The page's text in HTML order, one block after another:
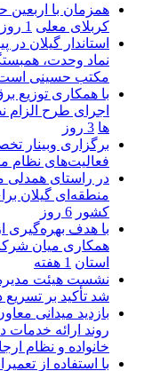
همزمان با اربعین
کربلای معلی 1 روز
استاندار گیلان
نماد وحدت،
مکتب حسینی
با همکاری توزیع
اجرای طرح الزام
ها 3 روز
برگزاری وبینار
فعالیت‌های نظام
در راستای همدلی
منطقه‌ای گیلان
كشور 6 روز
با هدف بهره‌گیری
همكاری میان شركت
استان 1 هفته
نشست هیئت
شد تأکید بر تسریع
بازدید میدانی
روند ارائه خدمات
خانواده و نظام